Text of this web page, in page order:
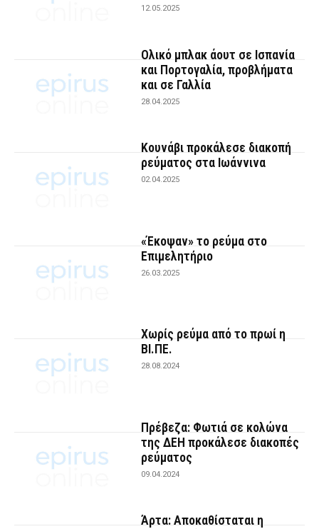
12.05.2025
Ολικό μπλακ άουτ σε Ισπανία
και Πορτογαλία, προβλήματα
και σε Γαλλία
28.04.2025
Κουνάβι προκάλεσε διακοπή
ρεύματος στα Ιωάννινα
02.04.2025
«Έκοψαν» το ρεύμα στο
Επιμελητήριο
26.03.2025
Χωρίς ρεύμα από το πρωί η
ΒΙ.ΠΕ.
28.08.2024
Πρέβεζα: Φωτιά σε κολώνα
της ΔΕΗ προκάλεσε διακοπές
ρεύματος
09.04.2024
Άρτα: Αποκαθίσταται η